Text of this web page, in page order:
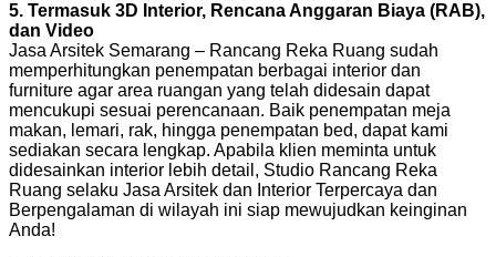
5. Termasuk 3D Interior, Rencana Anggaran Biaya (RAB),
dan Video
Jasa Arsitek Semarang – Rancang Reka Ruang sudah
memperhitungkan penempatan berbagai interior dan
furniture agar area ruangan yang telah didesain dapat
mencukupi sesuai perencanaan. Baik penempatan meja
makan, lemari, rak, hingga penempatan bed, dapat kami
sediakan secara lengkap. Apabila klien meminta untuk
didesainkan interior lebih detail, Studio Rancang Reka
Ruang selaku Jasa Arsitek dan Interior Terpercaya dan
Berpengalaman di wilayah ini siap mewujudkan keinginan
Anda!